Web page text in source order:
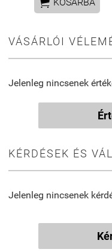
VÁSÁRLÓI
Jelenleg nincsenek
KÉRDÉSEK ÉS
Jelenleg nincsenek